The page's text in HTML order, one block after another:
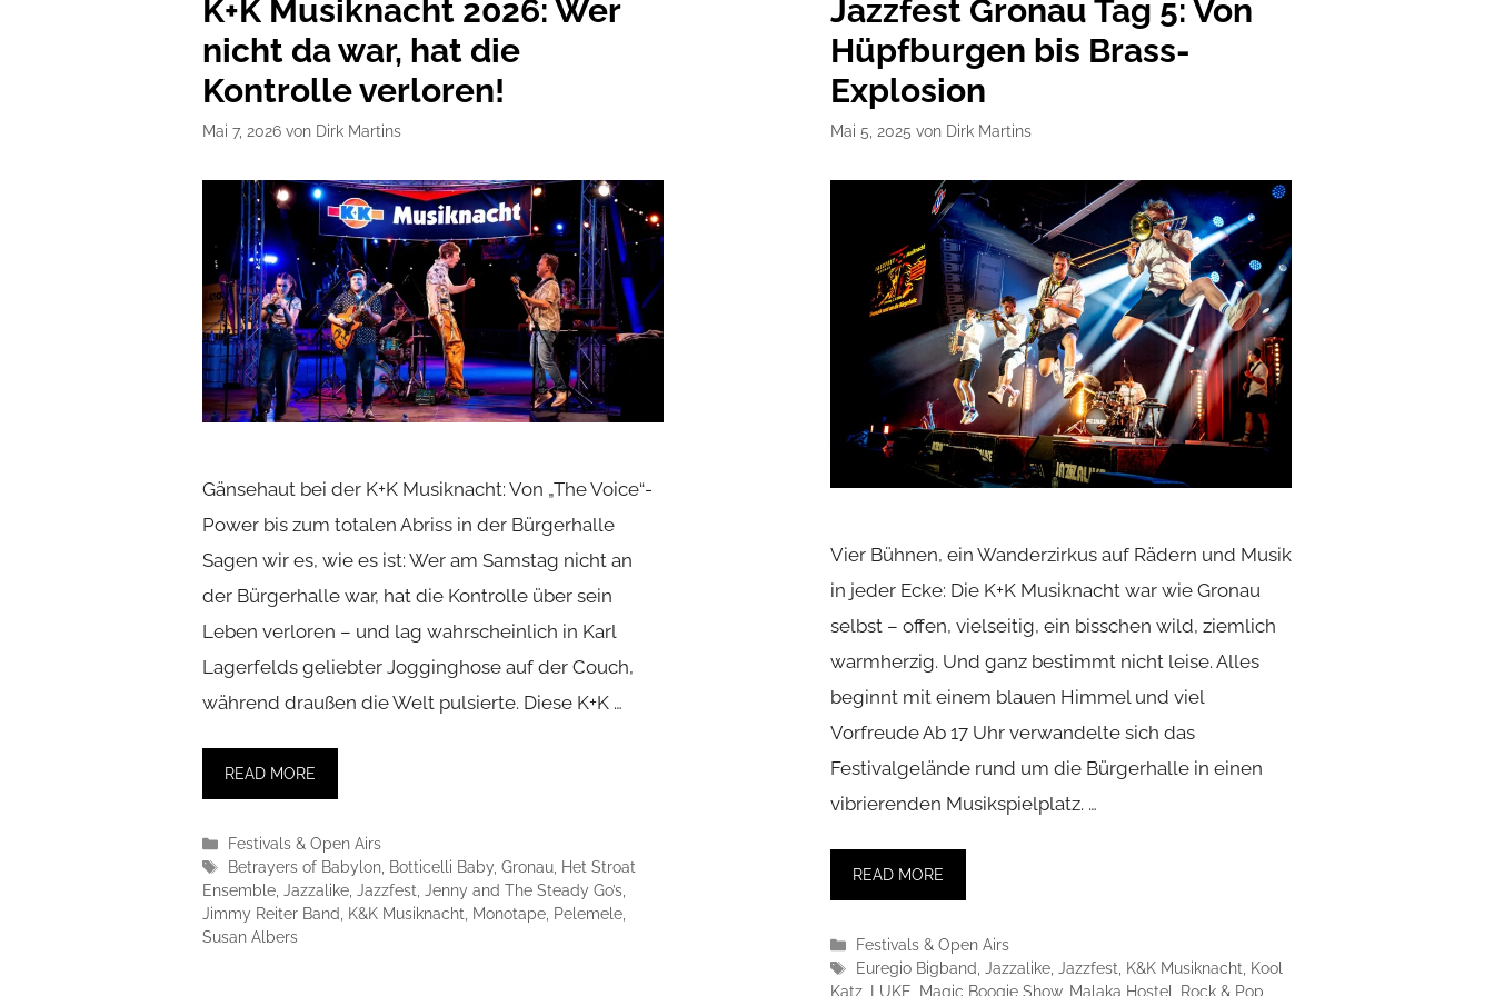
K+K Musiknacht 2026: Wer
nicht da war, hat die
Kontrolle verloren!
Mai 7, 2026 von Dirk Martins
Gänsehaut bei der K+K Musiknacht: Von „The Voice“-
Power bis zum totalen Abriss in der Bürgerhalle
Sagen wir es, wie es ist: Wer am Samstag nicht an
der Bürgerhalle war, hat die Kontrolle über sein
Leben verloren – und lag wahrscheinlich in Karl
Lagerfelds geliebter Jogginghose auf der Couch,
während draußen die Welt pulsierte. Diese K+K …
READ MORE
Kategorien
Festivals & Open Airs
Schlagwörter
Betrayers of Babylon Botticelli Baby ,Gronau Het Stroat
Ensemble Jazzalike Jazzfest Jenny and The Steady Go’s
Jimmy Reiter Band K&K Musiknacht Monotape Pelemele
Susan Albers
Jazzfest Gronau Tag 5: Von
Hüpfburgen bis Brass-
Explosion
Mai 5, 2025 von Dirk Martins
Vier Bühnen, ein Wanderzirkus auf Rädern und Musik
in jeder Ecke: Die K+K Musiknacht war wie Gronau
selbst – offen, vielseitig, ein bisschen wild, ziemlich
warmherzig. Und ganz bestimmt nicht leise. Alles
beginnt mit einem blauen Himmel und viel
Vorfreude Ab 17 Uhr verwandelte sich das
Festivalgelände rund um die Bürgerhalle in einen
vibrierenden Musikspielplatz. …
READ MORE
Kategorien
Festivals & Open Airs
Schlagwörter
Euregio Bigband ,Jazzalike ,Jazzfest K&K Musiknacht Kool
Katz LUKE Magic Boogie Show, Malaka Hostel Rock & Pop